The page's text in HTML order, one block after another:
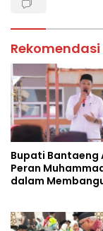
Bupati Bantaeng
Peran
dalam